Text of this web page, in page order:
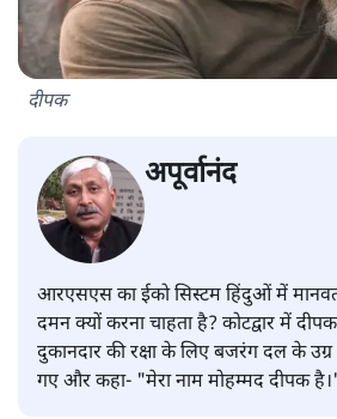
दीपक
अपूर्वानंद
आरएसएस का ईको सिस्टम हिंदुओं में
दमन क्यों करना चाहता है? कोटद्वार में
दुकानदार की रक्षा के लिए बजरंग दल के
गए और कहा- "मेरा नाम मोहम्मद दीपक